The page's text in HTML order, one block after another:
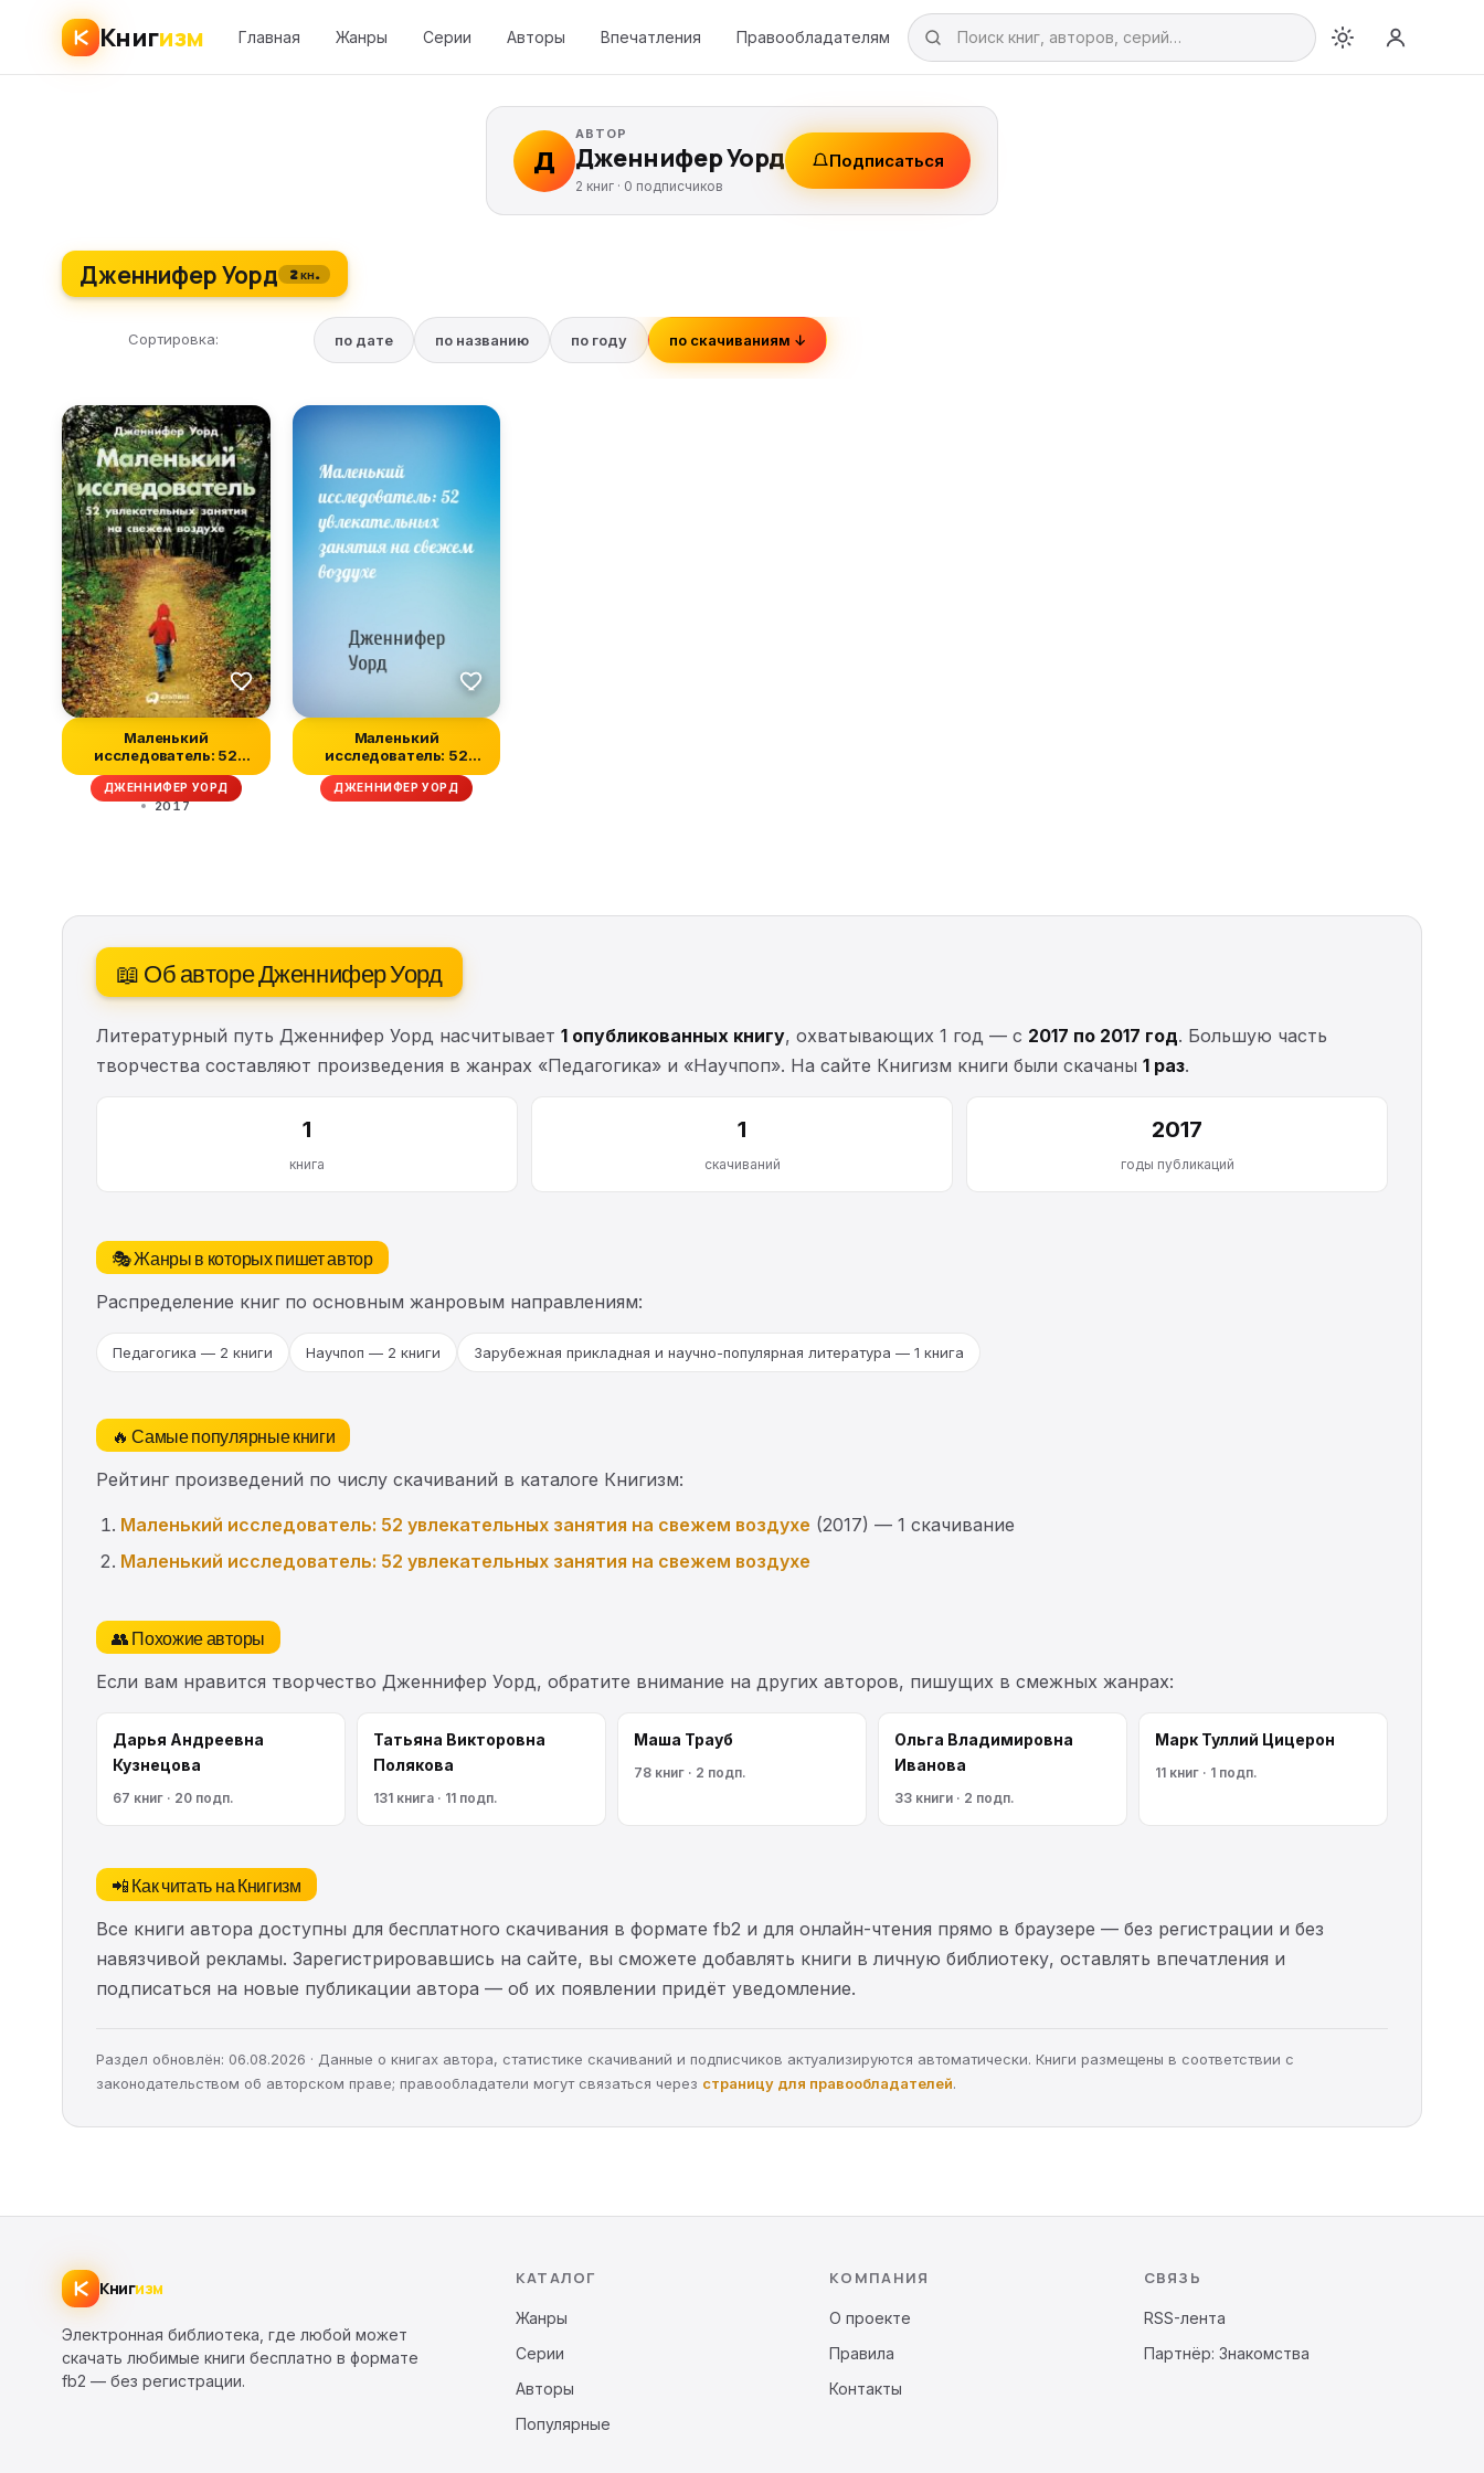
Книгизм Главная Жанры Серии Авторы Впечатления Правообладателям
Д
АВТОР
Дженнифер Уорд
2 книг · 0 подписчиков
Подписаться
Дженнифер Уорд 2 кн.
Сортировка: по дате по названию по году по скачиваниям ↓
Маленький
исследователь: 52
увлекательных
занятия...
ДЖЕННИФЕР УОРД
2017
Маленький
исследователь: 52
увлекательных
занятия...
ДЖЕННИФЕР УОРД
📖 Об авторе Дженнифер Уорд
Литературный путь Дженнифер Уорд насчитывает 1 опубликованных книгу, охватывающих 1 год — с 2017 по 2017 год. Большую часть
творчества составляют произведения в жанрах «Педагогика» и «Научпоп». На сайте Книгизм книги были скачаны 1 раз.
1
книга
1
скачиваний
2017
годы публикаций
🎭 Жанры в которых пишет автор
Распределение книг по основным жанровым направлениям:
Педагогика — 2 книги Научпоп — 2 книги Зарубежная прикладная и научно-популярная литература — 1 книга
🔥 Самые популярные книги
Рейтинг произведений по числу скачиваний в каталоге Книгизм:
Маленький исследователь: 52 увлекательных занятия на свежем воздухе (2017) — 1 скачивание
Маленький исследователь: 52 увлекательных занятия на свежем воздухе
👥 Похожие авторы
Если вам нравится творчество Дженнифер Уорд, обратите внимание на других авторов, пишущих в смежных жанрах:
Дарья Андреевна
Кузнецова
67 книг · 20 подп.
Татьяна Викторовна
Полякова
131 книга · 11 подп.
Маша Трауб
78 книг · 2 подп.
Ольга Владимировна
Иванова
33 книги · 2 подп.
Марк Туллий Цицерон
11 книг · 1 подп.
📲 Как читать на Книгизм
Все книги автора доступны для бесплатного скачивания в формате fb2 и для онлайн-чтения прямо в браузере — без регистрации и без
навязчивой рекламы. Зарегистрировавшись на сайте, вы сможете добавлять книги в личную библиотеку, оставлять впечатления и
подписаться на новые публикации автора — об их появлении придёт уведомление.
Раздел обновлён: 06.08.2026 · Данные о книгах автора, статистике скачиваний и подписчиков актуализируются автоматически. Книги размещены в соответствии с
законодательством об авторском праве; правообладатели могут связаться через страницу для правообладателей.
Книгизм
Электронная библиотека, где любой может
скачать любимые книги бесплатно в формате
fb2 — без регистрации.
КАТАЛОГ
Жанры
Серии
Авторы
Популярные
КОМПАНИЯ
О проекте
Правила
Контакты
СВЯЗЬ
RSS-лента
Партнёр: Знакомства